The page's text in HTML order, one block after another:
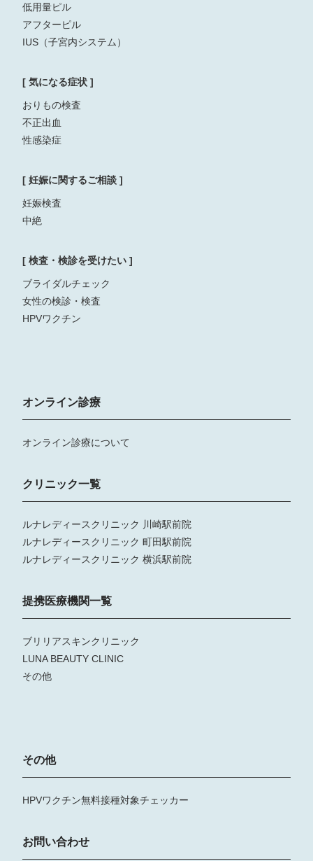
低用量ピル
アフターピル
IUS（子宮内システム）
[ 気になる症状 ]
おりもの検査
不正出血
性感染症
[ 妊娠に関するご相談 ]
妊娠検査
中絶
[ 検査・検診を受けたい ]
ブライダルチェック
女性の検診・検査
HPVワクチン
オンライン診療
オンライン診療について
クリニック一覧
ルナレディースクリニック 川崎駅前院
ルナレディースクリニック 町田駅前院
ルナレディースクリニック 横浜駅前院
提携医療機関一覧
ブリリアスキンクリニック
LUNA BEAUTY CLINIC
その他
その他
HPVワクチン無料接種対象チェッカー
お問い合わせ